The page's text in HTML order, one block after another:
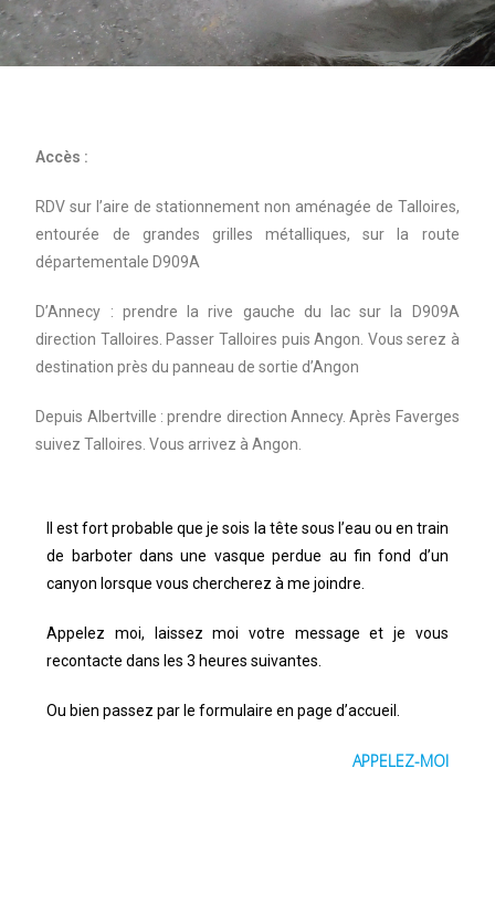
Accès :
RDV sur l’aire de stationnement non aménagée de Talloires,
entourée de grandes grilles métalliques, sur la route
départementale D909A
D’Annecy : prendre la rive gauche du lac sur la D909A
direction Talloires. Passer Talloires puis Angon. Vous serez à
destination près du panneau de sortie d’Angon
Depuis Albertville : prendre direction Annecy. Après Faverges
suivez Talloires. Vous arrivez à Angon.
Il est fort probable que je sois la tête sous l’eau ou en train
de barboter dans une vasque perdue au fin fond d’un
canyon lorsque vous chercherez à me joindre.
Appelez moi, laissez moi votre message et je vous
recontacte dans les 3 heures suivantes.
Ou bien passez par le formulaire en page d’accueil.
APPELEZ-MOI